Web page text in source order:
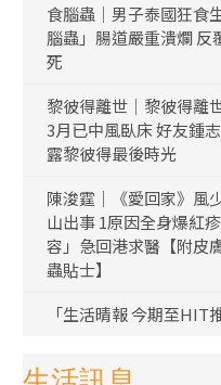
食腦蟲｜男子泰國狂食
腦蟲」腸道嚴重潰爛 反
死
黎彼得離世｜黎彼得離
3月已中風臥床 好友鍾
露黎彼得最後時光
陳浚霆｜《愛回家》風
山出事 1原因全身爆紅
容」急回港求醫【附皮
蟲貼士】
「生活晴報 今期至HIT